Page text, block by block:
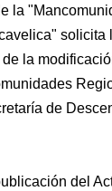
la
solicita
la
de
del